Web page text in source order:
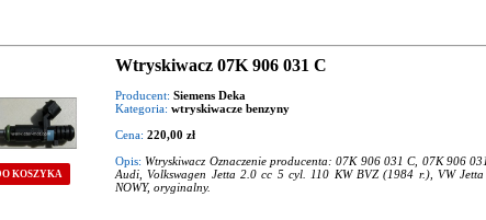
KOSZYKA
Wtryskiwacz 07K 906 031 C
Producent: Siemens Deka
Kategoria: wtryskiwacze benzyny
Cena: 220,00 zł
Opis: Wtryskiwacz Oznaczenie producenta: 07K 906 031 C, 07K 906
Audi, Volkswagen Jetta 2.0 cc 5 cyl. 110 KW BVZ (1984 r.), VW
NOWY, oryginalny.